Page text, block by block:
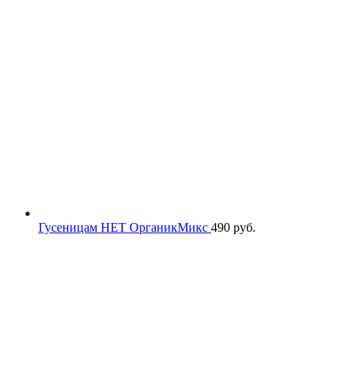
Гусеницам НЕТ ОрганикМикс 490 руб.